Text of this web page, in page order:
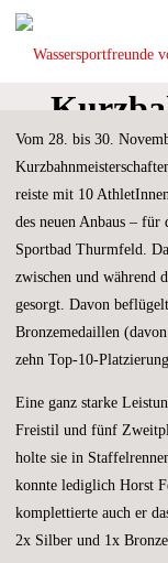
Zum
Vom 28. bis 30.
reiste mit 10
des neuen Anbaus – für
Sportbad Thurmfeld.
zwischen und während
gesorgt. Davon
Bronzemedaillen
zehn Top-10-
Eine ganz starke
Freistil und fünf
holte sie in
konnte lediglich Horst
komplettierte auch er
2x Silber und 1x